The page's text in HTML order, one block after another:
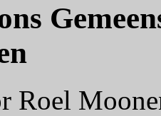
Roel